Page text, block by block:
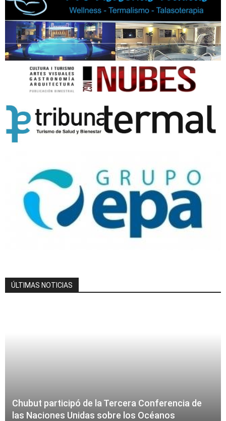
ÚLTIMAS NOTICIAS
Chubut participó de la Tercera Conferencia de
las Naciones Unidas sobre los Océanos